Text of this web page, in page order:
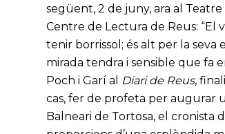
següent, 2 de juny, ara al
Centre de Lectura de Reus: “El
tenir borrissol; és alt per la seva
mirada tendra i sensible que fa
Poch i Garí al Diari de Reus,
cas, fer de profeta per augurar
Balneari de Tortosa, el cronista